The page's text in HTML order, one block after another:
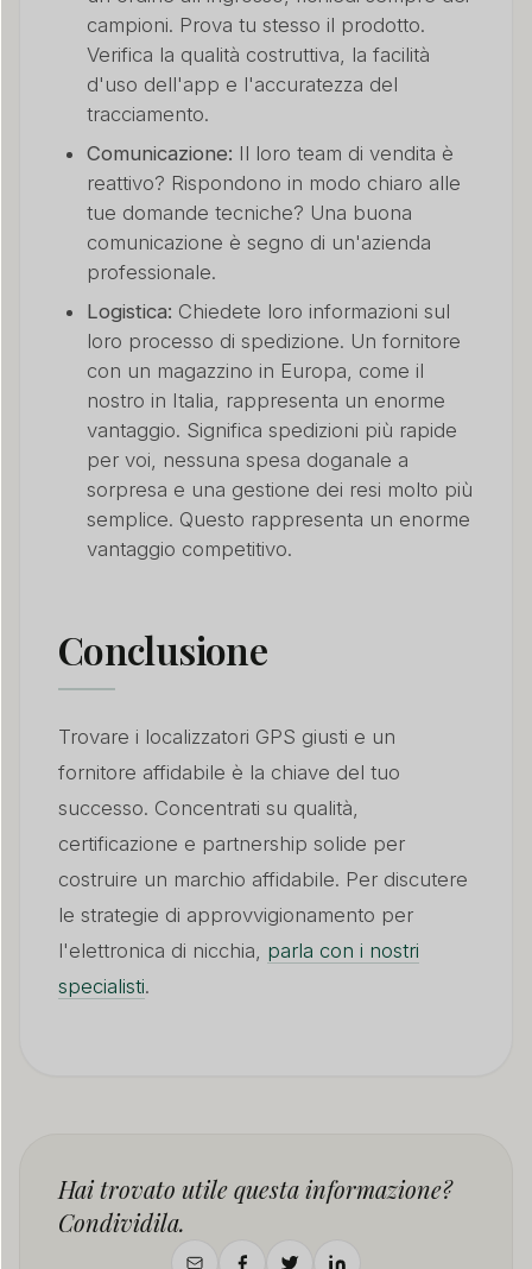
campioni. Prova tu stesso il prodotto.
Verifica la qualità costruttiva, la facilità
d'uso dell'app e l'accuratezza del
tracciamento.
Comunicazione: Il loro team di vendita è
reattivo? Rispondono in modo chiaro alle
tue domande tecniche? Una buona
comunicazione è segno di un'azienda
professionale.
Logistica: Chiedete loro informazioni sul
loro processo di spedizione. Un fornitore
con un magazzino in Europa, come il
nostro in Italia, rappresenta un enorme
vantaggio. Significa spedizioni più rapide
per voi, nessuna spesa doganale a
sorpresa e una gestione dei resi molto più
semplice. Questo rappresenta un enorme
vantaggio competitivo.
Conclusione
Trovare i localizzatori GPS giusti e un
fornitore affidabile è la chiave del tuo
successo. Concentrati su qualità,
certificazione e partnership solide per
costruire un marchio affidabile. Per discutere
le strategie di approvvigionamento per
l'elettronica di nicchia, parla con i nostri
specialisti.
Hai trovato utile questa informazione?
Condividila.